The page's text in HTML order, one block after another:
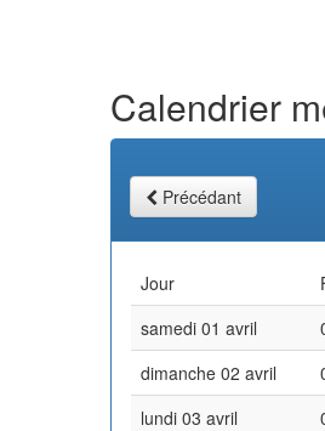
Calendrier
Précédant
Jour
samedi 01 avril
dimanche 02 avril
lundi 03 avril